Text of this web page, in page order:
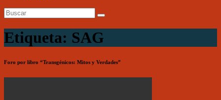
Etiqueta: SAG
Foro por libro “Transgénicos: Mitos y Verdades”